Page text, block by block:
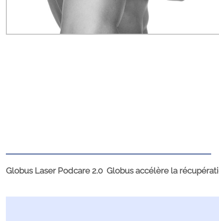
Globus Laser Podcare 2.0 Globus accélère la